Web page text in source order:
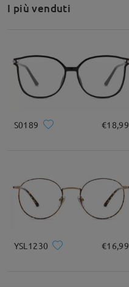
I più venduti
S0189 €18,99
YSL1230 €16,99